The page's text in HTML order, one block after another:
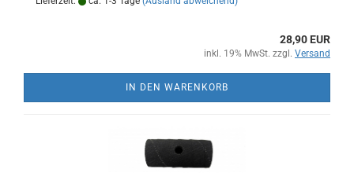
28,90 EUR
inkl. 19% MwSt. zzgl. Versand
IN DEN WARENKORB